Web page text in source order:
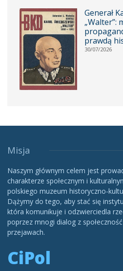
Generał
„Walter”:
prawdą
30/07/2026
Misja
Naszym głównym celem jest
charakterze społecznym i
polskiego muzeum historyczno-
Dążymy do tego, aby stać się
która komunikuje i odzwierciedla
poprzez mnogi dialog z
przejawach.
CiPol